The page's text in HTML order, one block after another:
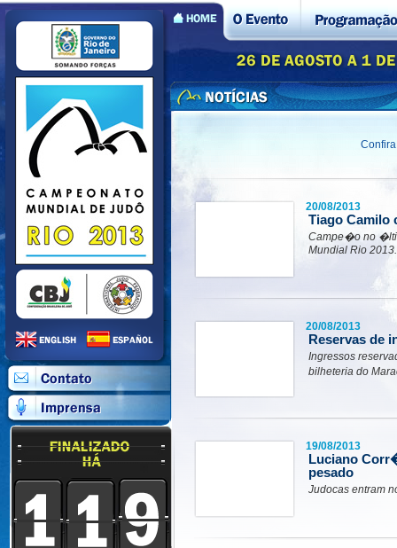
20/08/2013
Tiago Camilo
Campe�o no
Mundial Rio
20/08/2013
Reservas de
Ingressos
bilheteria do
19/08/2013
Luciano
pesado
Judocas entram